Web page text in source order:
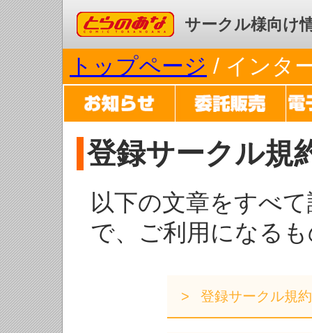
コミックとらのあな サークル様向け
トップページ / インタ
登録サークル規
以下の文章をすべ
で、ご利用になる
登録サークル規約